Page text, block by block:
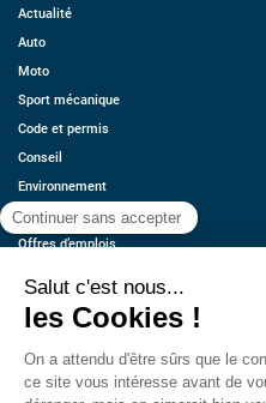
Actualité
Auto
Moto
Sport mécanique
Code et permis
Conseil
Environnement
Économie
Offres d’emplois
Contact
Estimez votre voiture